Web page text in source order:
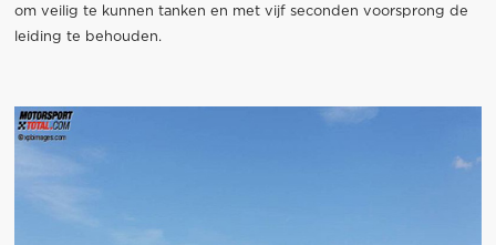
om veilig te kunnen tanken en met vijf seconden voorsprong de
leiding te behouden.